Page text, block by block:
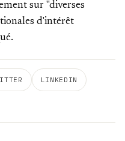
sur "diverses
d'intérêt
LINKEDIN